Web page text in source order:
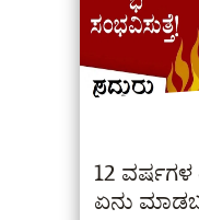
12
ಏನು